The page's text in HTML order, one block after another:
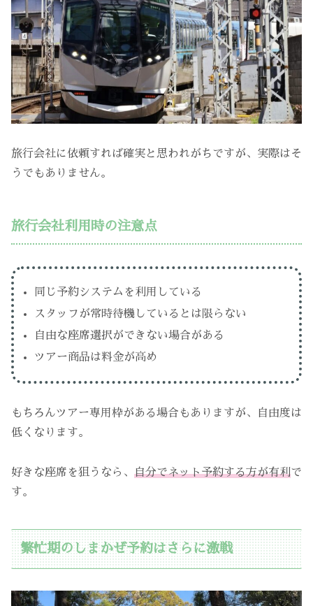
旅行会社に依頼すれば確実と思われがちですが、実際はそ
うでもありません。
旅行会社利用時の注意点
同じ予約システムを利用している
スタッフが常時待機しているとは限らない
自由な座席選択ができない場合がある
ツアー商品は料金が高め
もちろんツアー専用枠がある場合もありますが、自由度は
低くなります。
好きな座席を狙うなら、 自分でネット予約する方が有利で
す。
繁忙期のしまかぜ予約はさらに激戦